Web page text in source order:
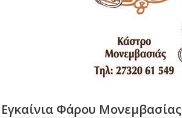
Εγκαίνια Φάρου Μονεμβασίας